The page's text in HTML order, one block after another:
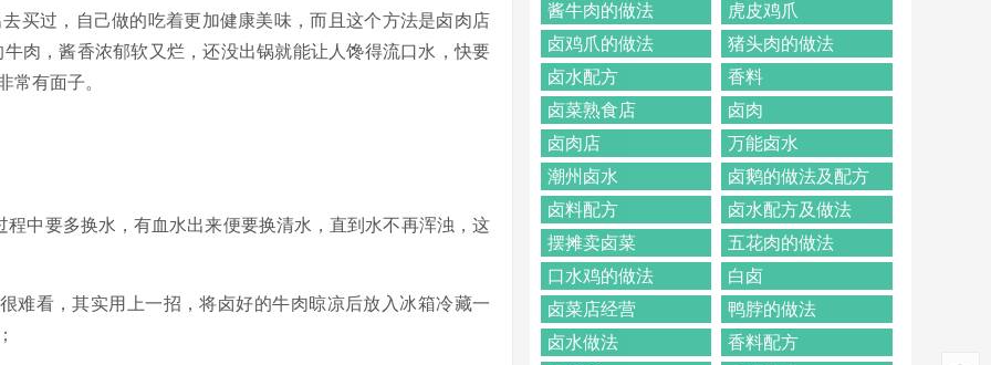
买过，自己做的吃着更加健康美味，而且这个方法是卤肉店
肉，酱香浓郁软又烂，还没出锅就能让人馋得流口水，快要
常有面子。
中要多换水，有血水出来便要换清水，直到水不再浑浊，这
难看，其实用上一招，将卤好的牛肉晾凉后放入冰箱冷藏一
酱牛肉的做法
虎皮鸡爪
卤鸡爪的做法
猪头肉的做法
卤水配方
香料
卤菜熟食店
卤肉
卤肉店
万能卤水
潮州卤水
卤鹅的做法及配方
卤料配方
卤水配方及做法
摆摊卖卤菜
五花肉的做法
口水鸡的做法
白卤
卤菜店经营
鸭脖的做法
卤水做法
香料配方